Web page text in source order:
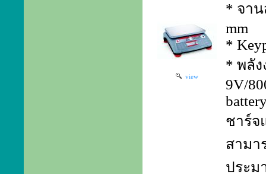
view
* จาน
mm
*
* พลัง
9V/
ชาร์จ
สามา
ประม